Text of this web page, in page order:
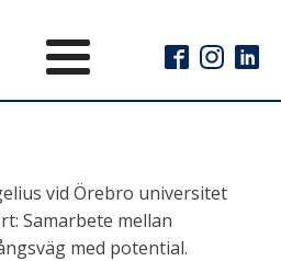
vid Örebro universitet
Samarbete mellan
med potential.